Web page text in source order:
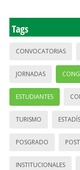
Tags
CONVOCATORIAS
JORNADAS
ESTUDIANTES
TURISMO
POSGRADO
INSTITUCIONALES